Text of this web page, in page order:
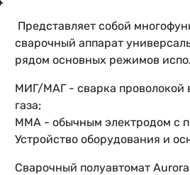
Представляет собой
сварочный аппарат
рядом основных режимов
МИГ/МАГ - сварка проволокой
газа;
ММА - обычным электродом с
Устройство оборудования и
Сварочный полуавтомат